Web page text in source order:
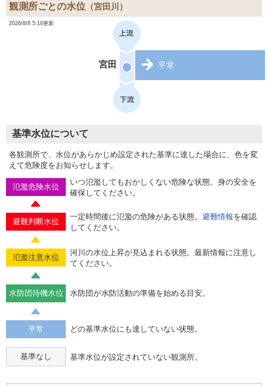
観測所ごとの水位 （宮田川）
2026/8/8 5:10更新
宮田 平常
基準水位について
各観測所で、水位があらかじめ設定された基準に達した場合に、色を変
えて危険度をお知らせします。
氾濫危険水位
いつ氾濫してもおかしくない危険な状態。身の安全を
確保してください。
避難判断水位
一定時間後に氾濫の危険がある状態。 避難情報を確認
してください。
氾濫注意水位
河川の水位上昇が見込まれる状態。最新情報に注意し
てください。
水防団待機水位 水防団が水防活動の準備を始める目安。
平常 どの基準水位にも達していない状態。
基準なし 基準水位が設定されていない観測所。